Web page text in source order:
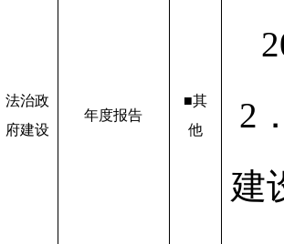
法治政
府建设
年度报告
■其
他
2
建